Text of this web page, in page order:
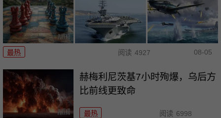
最热 阅读 4927 08-05
赫梅利尼茨基7小时殉爆，乌后方
比前线更致命
最热 阅读 6998